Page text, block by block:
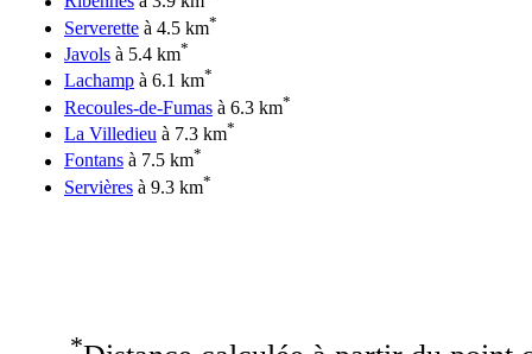
Serverette à 4.5 km*
Javols à 5.4 km*
Lachamp à 6.1 km*
Recoules-de-Fumas à 6.3 km*
La Villedieu à 7.3 km*
Fontans à 7.5 km*
Servières à 9.3 km*
*